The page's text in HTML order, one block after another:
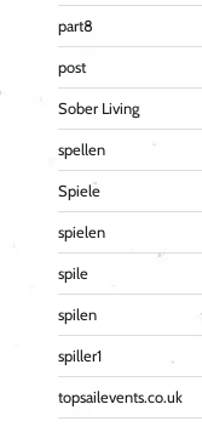
part8
post
Sober Living
spellen
Spiele
spielen
spile
spilen
spiller1
topsailevents.co.uk